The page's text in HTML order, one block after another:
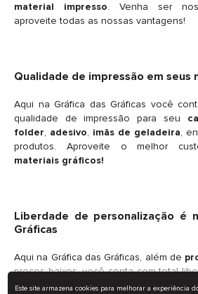
material impresso. Venha ser
aproveite todas as nossas vantagens!
Qualidade de impressão em seus
Aqui na Gráfica das Gráficas você
qualidade de impressão para seu
folder, adesivo, imãs de geladeira,
produtos. Aproveite o melhor
materiais gráficos!
Liberdade de personalização é
Gráficas
Aqui na Gráfica das Gráficas, além de
preços baixos, você conta com total
seu material impressoexatamente
Este site armazena cookies para melhorar a experiência